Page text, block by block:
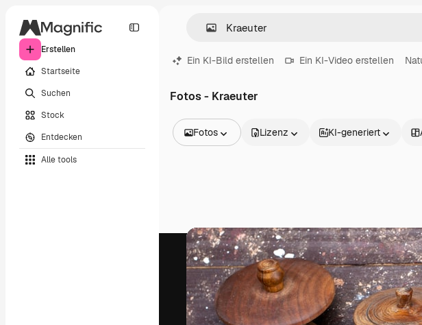
Erstellen
Startseite
Suchen
Stock
Entdecken
Alle tools
Ein KI-Bild erstellen Ein KI-Video erstellen
Fotos - Kraeuter
Fotos
Videos
Filmmaterial
Motion Graphics
Videovorlagen
3D-Modelle
Schriftarten
Lizenz KI-generiert
Die kreative Plattform, um deine beste